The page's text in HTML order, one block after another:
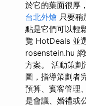
於它的葉面很厚
台北外燴 只要
點是它們可以輕
覽 HotDeals 並
rosenstein.hu
方案。 活動策劃
圖，指導策劃者
預算、賓客管理
是會議、婚禮或